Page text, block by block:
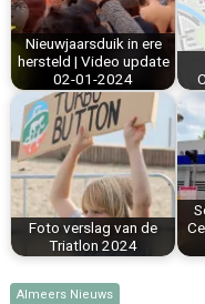
k
s
t
n
Nieuwjaarsduik in ere
hersteld | Video update
02-01-2024
Foto verslag van de
Triatlon 2024
Almeers Nieuws